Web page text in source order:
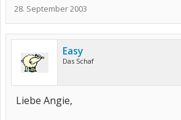
28. September 2003
Easy
Das Schaf
Liebe Angie,